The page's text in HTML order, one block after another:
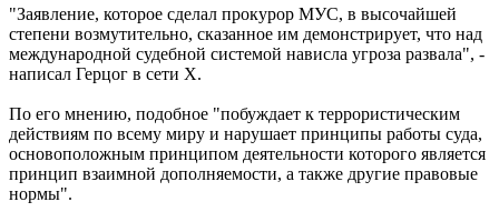
"Заявление, которое сделал прокурор МУС, в высочайшей
степени возмутительно, сказанное им демонстрирует, что над
международной судебной системой нависла угроза развала", -
написал Герцог в сети Х.
По его мнению, подобное "побуждает к террористическим
действиям по всему миру и нарушает принципы работы суда,
основоположным принципом деятельности которого является
принцип взаимной дополняемости, а также другие правовые
нормы".